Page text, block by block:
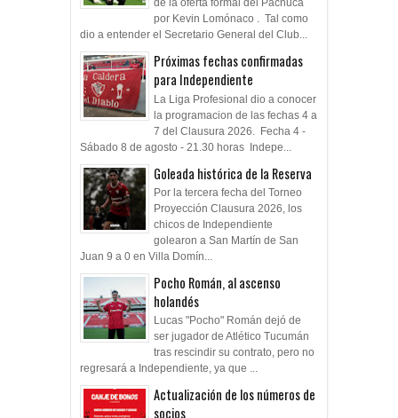
de la oferta formal del Pachuca
por Kevin Lomónaco . Tal como
dio a entender el Secretario General del Club...
Próximas fechas confirmadas
para Independiente
La Liga Profesional dio a conocer
la programacion de las fechas 4 a
7 del Clausura 2026. Fecha 4 -
Sábado 8 de agosto - 21.30 horas Indepe...
Goleada histórica de la Reserva
Por la tercera fecha del Torneo
Proyección Clausura 2026, los
chicos de Independiente
golearon a San Martín de San
Juan 9 a 0 en Villa Domín...
Pocho Román, al ascenso
holandés
Lucas "Pocho" Román dejó de
ser jugador de Atlético Tucumán
tras rescindir su contrato, pero no
regresará a Independiente, ya que ...
Actualización de los números de
socios